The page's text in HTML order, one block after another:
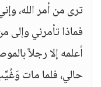
ترى من أمر الله،
فماذا تأمرني وإلى
أعلمه إلا رجلاً
حالي، فلما مات